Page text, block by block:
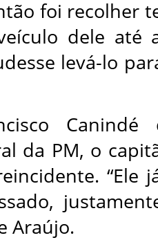
foi recolher
dele até
levá-lo
Canindé
da PM, o
“Ele
Araújo.